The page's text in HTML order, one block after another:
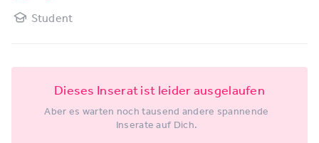
Student
Dieses Inserat ist leider ausgelaufen
Aber es warten noch tausend andere spannende
Inserate auf Dich.